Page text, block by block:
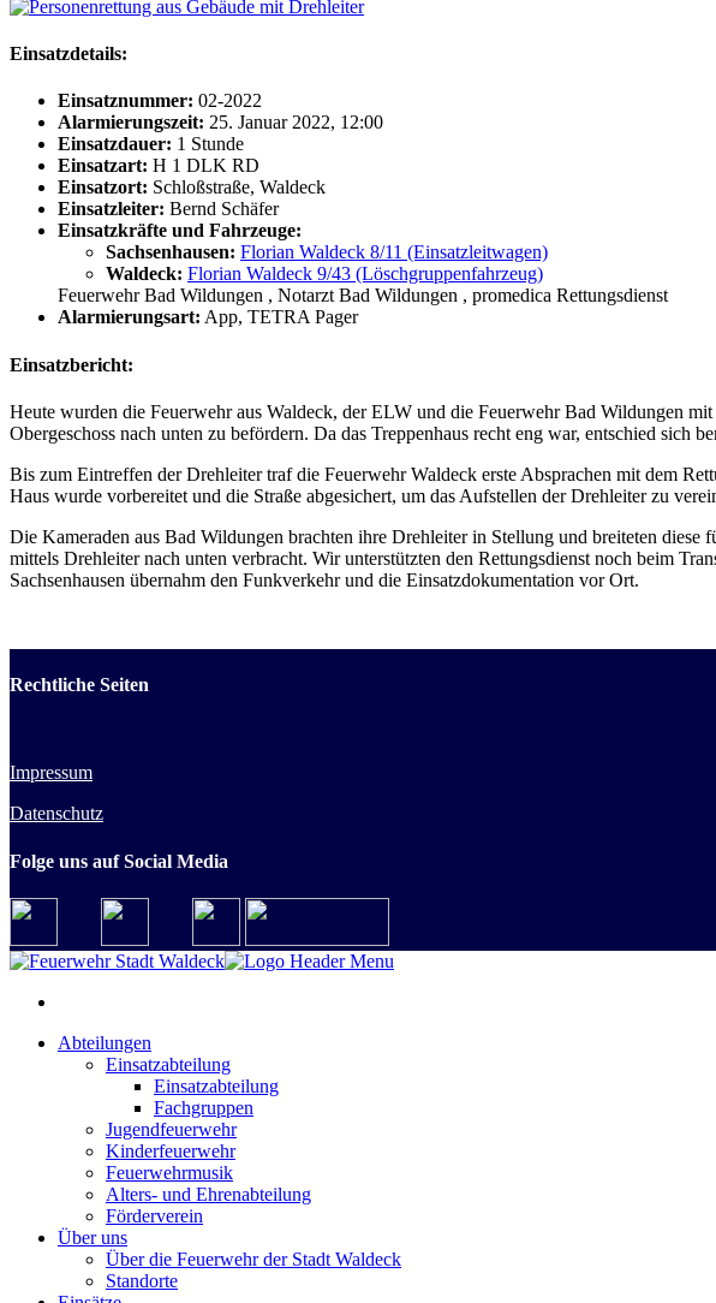
Einsatzdetails:
Einsatznummer: 02-2022
Alarmierungszeit: 25. Januar 2022, 12:00
Einsatzdauer: 1 Stunde
Einsatzart: H 1 DLK RD
Einsatzort: Schloßstraße, Waldeck
Einsatzleiter: Bernd Schäfer
Einsatzkräfte und Fahrzeuge:
Sachsenhausen: Florian Waldeck 8/11 (Einsatzleitwagen)
Waldeck: Florian Waldeck 9/43 (Löschgruppenfahrzeug)
Feuerwehr Bad Wildungen , Notarzt Bad Wildungen , promedica Rettungsdienst
Alarmierungsart: App, TETRA Pager
Einsatzbericht:
Heute wurden die Feuerwehr aus Waldeck, der ELW und die Feuerwehr Bad Wildungen
Obergeschoss nach unten zu befördern. Da das Treppenhaus recht eng war, entschied sich
Bis zum Eintreffen der Drehleiter traf die Feuerwehr Waldeck erste Absprachen mit dem
Haus wurde vorbereitet und die Straße abgesichert, um das Aufstellen der Drehleiter zu
Die Kameraden aus Bad Wildungen brachten ihre Drehleiter in Stellung und breiteten
mittels Drehleiter nach unten verbracht. Wir unterstützten den Rettungsdienst noch beim
Sachsenhausen übernahm den Funkverkehr und die Einsatzdokumentation vor Ort.
Rechtliche Seiten
Impressum
Datenschutz
Folge uns auf Social Media
Abteilungen
Einsatzabteilung
Einsatzabteilung
Fachgruppen
Jugendfeuerwehr
Kinderfeuerwehr
Feuerwehrmusik
Alters- und Ehrenabteilung
Förderverein
Über uns
Über die Feuerwehr der Stadt Waldeck
Standorte